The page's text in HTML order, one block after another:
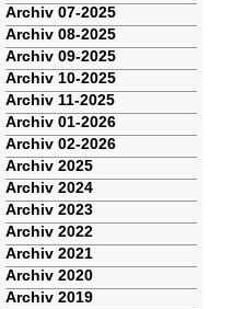
Archiv 07-2025
Archiv 08-2025
Archiv 09-2025
Archiv 10-2025
Archiv 11-2025
Archiv 01-2026
Archiv 02-2026
Archiv 2025
Archiv 2024
Archiv 2023
Archiv 2022
Archiv 2021
Archiv 2020
Archiv 2019